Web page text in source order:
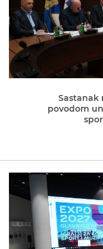
Sastanak
povodom